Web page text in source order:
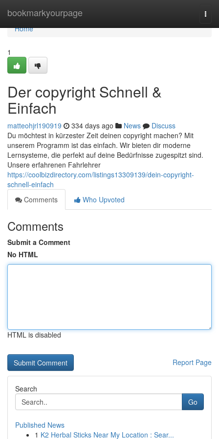
bookmarkyourpage
Home
Home
1
Der copyright Schnell &
Einfach
matteohjrl190919 334 days ago News
Discuss
Du möchtest in kürzester Zeit deinen copyright machen? Mit
unserem Programm ist das einfach. Wir bieten dir moderne
Lernsysteme, die perfekt auf deine Bedürfnisse zugespitzt sind.
Unsere erfahrenen Fahrlehrer
https://coolbizdirectory.com/listings13309139/dein-copyright-
schnell-einfach
Comments
Who Upvoted
Comments
Submit a Comment
No HTML
HTML is disabled
Report Page
Search
Go
Published News
1 K2 Herbal Sticks Near My Location : Sear...